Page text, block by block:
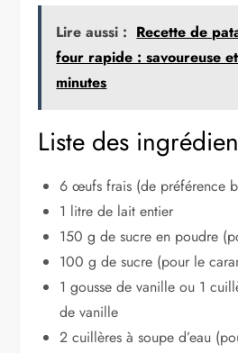
Lire aussi : Recette de
four rapide : savoureuse
minutes
Liste des
6 œufs frais (de préférence
1 litre de lait entier
150 g de sucre en poudre
100 g de sucre (pour le
1 gousse de vanille ou 1
de vanille
2 cuillères à soupe d’eau